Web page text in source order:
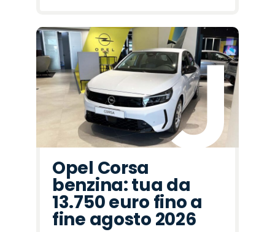
Opel Corsa
benzina: tua da
13.750 euro fino a
fine agosto 2026